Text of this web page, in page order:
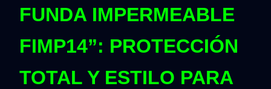
FUNDA IMPERMEABLE
FIMP14”: PROTECCIÓN
TOTAL Y ESTILO PARA